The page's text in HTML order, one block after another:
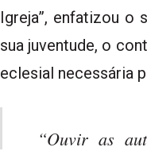
Igreja”, enfatizou o
sua juventude, o
eclesial necessária
“Ouvir as